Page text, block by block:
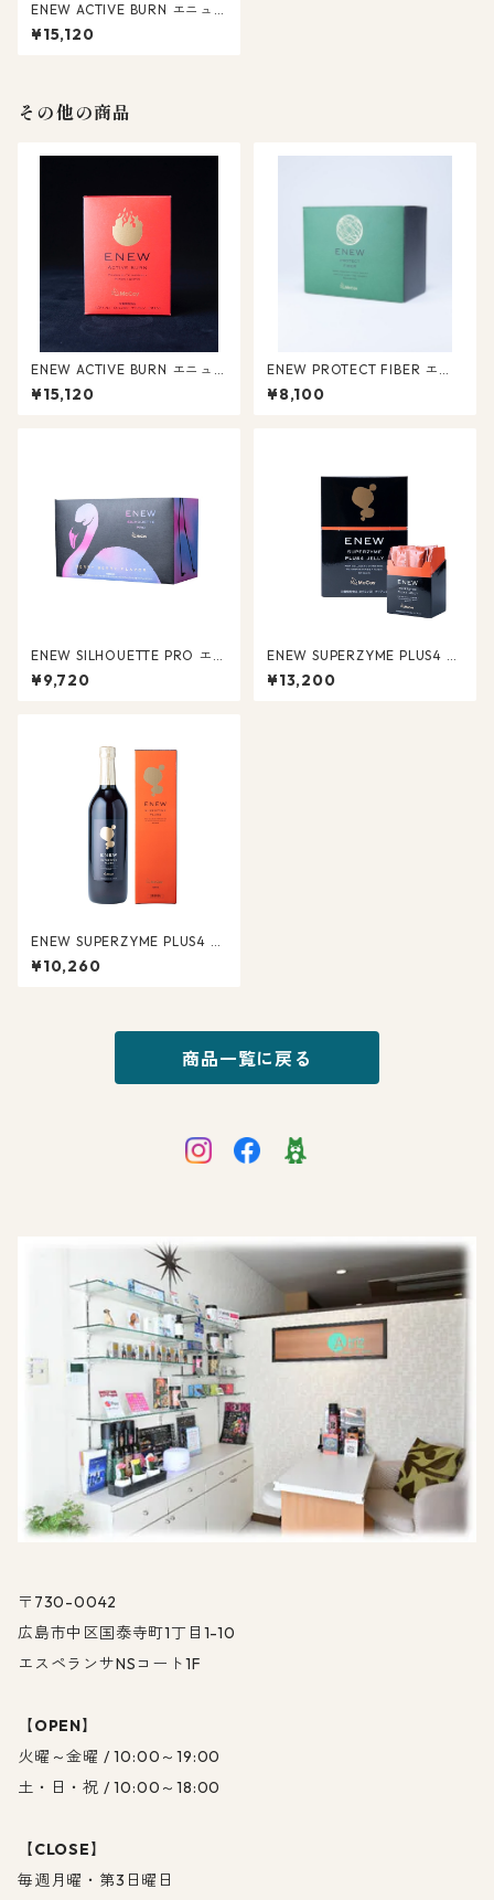
ENEW ACTIVE BURN エニュ
ー アクティブバーン
¥15,120
その他の商品
ENEW ACTIVE BURN エニュ
ー アクティブバーン
¥15,120
ENEW PROTECT FIBER エニ
ュー プロテクトファイバー
¥8,100
ENEW SILHOUETTE PRO エニ
ュー シルエットプロ（ブルー
ベリー／ココア）
¥9,720
ENEW SUPERZYME PLUS4 JE
LLY スーパーザイム プラスフ
ォー ゼリー
¥13,200
ENEW SUPERZYME PLUS4 エ
ニュー スーパーザイムプラス
フォー
¥10,260
商品一覧に戻る
〒730-0042
広島市中区国泰寺町1丁目1-10
エスペランサNSコート1F
【OPEN】
火曜～金曜 / 10:00～19:00
土・日・祝 / 10:00～18:00
【CLOSE】
毎週月曜・第3日曜日